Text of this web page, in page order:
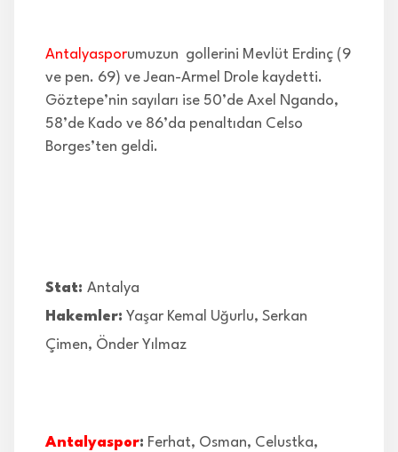
Antalyasporumuzun gollerini Mevlüt Erdinç (9
ve pen. 69) ve Jean-Armel Drole kaydetti.
Göztepe’nin sayıları ise 50’de Axel Ngando,
58’de Kado ve 86’da penaltıdan Celso
Borges’ten geldi.
Stat: Antalya
Hakemler: Yaşar Kemal Uğurlu, Serkan
Çimen, Önder Yılmaz
Antalyaspor: Ferhat, Osman, Celustka,